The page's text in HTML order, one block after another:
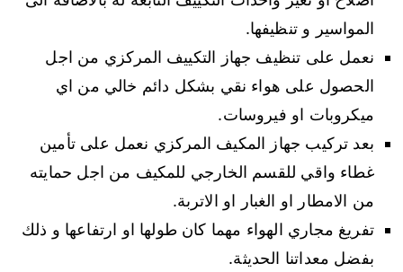
المواسير و تنظيفها.
نعمل على تنظيف جهاز التكييف المركزي من اجل
الحصول على هواء نقي بشكل دائم خالي من اي
ميكروبات او فيروسات.
بعد تركيب جهاز المكيف المركزي نعمل على تأمين
غطاء واقي للقسم الخارجي للمكيف من اجل حمايته
من الامطار او الغبار او الاتربة.
تفريغ مجاري الهواء مهما كان طولها او ارتفاعها و ذلك
بفضل معداتنا الحديثة.